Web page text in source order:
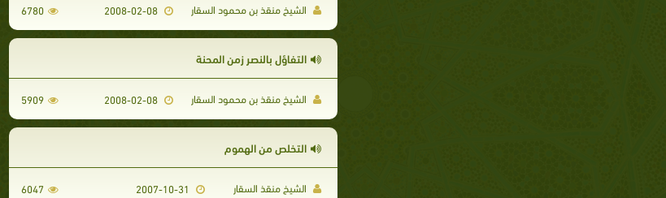
الشيخ منقذ بن محمود السقار 2008-02-08
6780
التفاؤل بالنصر زمن المحنة
الشيخ منقذ بن محمود السقار 2008-02-08
5909
التخلص من الهموم
الشيخ منقذ السقار 6047